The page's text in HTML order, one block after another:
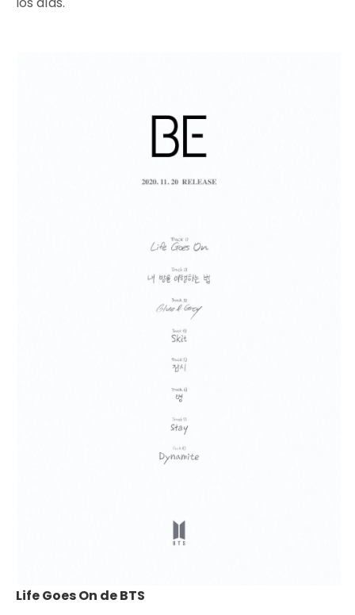
Life Goes On de BTS